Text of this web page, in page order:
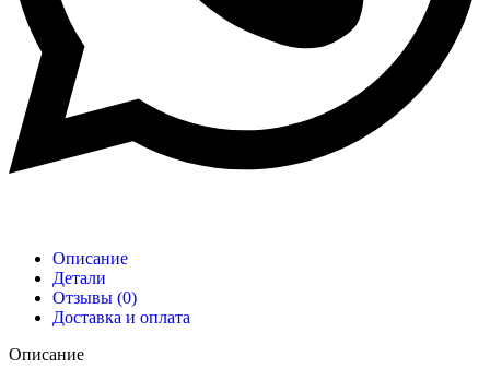
Описание
Детали
Отзывы (0)
Доставка и оплата
Описание